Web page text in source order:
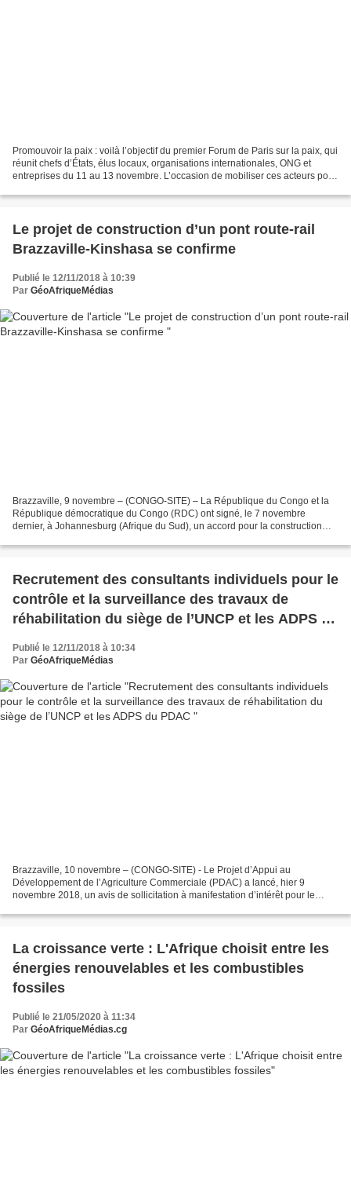
Promouvoir la paix : voilà l’objectif du premier Forum de Paris sur la paix, qui
réunit chefs d’États, élus locaux, organisations internationales, ONG et
entreprises du 11 au 13 novembre. L’occasion de mobiliser ces acteurs pour
Le projet de construction d’un pont route-rail
Brazzaville-Kinshasa se confirme
Publié le 12/11/2018 à 10:39
Par GéoAfriqueMédias
Brazzaville, 9 novembre – (CONGO-SITE) – La République du Congo et la
République démocratique du Congo (RDC) ont signé, le 7 novembre
dernier, à Johannesburg (Afrique du Sud), un accord pour la construction
Recrutement des consultants individuels pour le
contrôle et la surveillance des travaux de
réhabilitation du siège de l’UNCP et les ADPS du
Publié le 12/11/2018 à 10:34
Par GéoAfriqueMédias
Brazzaville, 10 novembre – (CONGO-SITE) - Le Projet d’Appui au
Développement de l’Agriculture Commerciale (PDAC) a lancé, hier 9
novembre 2018, un avis de sollicitation à manifestation d’intérêt pour le
La croissance verte : L'Afrique choisit entre les
énergies renouvelables et les combustibles
fossiles
Publié le 21/05/2020 à 11:34
Par GéoAfriqueMédias.cg